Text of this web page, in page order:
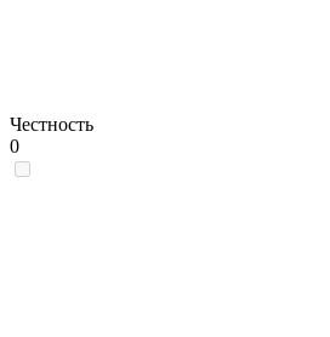
Честность
0